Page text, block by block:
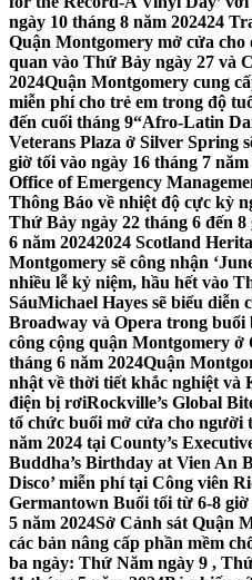
ngày 10 tháng 8 năm 202424
Quận Montgomery mở cửa
quan vào Thứ Bảy ngày 27 và
2024Quận Montgomery cung
miễn phí cho trẻ em trong độ
đến cuối tháng 9“Afro-Latin
Veterans Plaza ở Silver Spring
giờ tối vào ngày 16 tháng 7 năm
Office of Emergency
Thông Báo về nhiệt độ cực kỳ
Thứ Bảy ngày 22 tháng 6 đến
6 năm 20242024 Scotland
Montgomery sẽ công nhận
nhiều lễ kỷ niệm, hầu hết vào
SáuMichael Hayes sẽ biểu diễn
Broadway và Opera trong
công cộng quận Montgomery ở
tháng 6 năm 2024Quận
nhật về thời tiết khắc nghiệt và
điện bị rơiRockville’s Global
tổ chức buổi mở cửa cho người
năm 2024 tại County’s
Buddha’s Birthday at Vien An
Disco’ miễn phí tại Công viên
Germantown Buổi tối từ 6-8
5 năm 2024Sở Cảnh sát Quận
các bản nâng cấp phần mềm
ba ngày: Thứ Năm ngày 9 ,